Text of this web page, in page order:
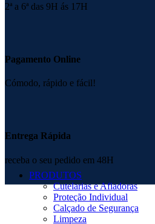
2ª a 6ª das 9H ás 17H
Pagamento Online
Cómodo, rápido e fácil!
Entrega Rápida
receba o seu pedido em 48H
PRODUTOS
Cutelarias e Afiadoras
Proteção Individual
Calçado de Segurança
Limpeza